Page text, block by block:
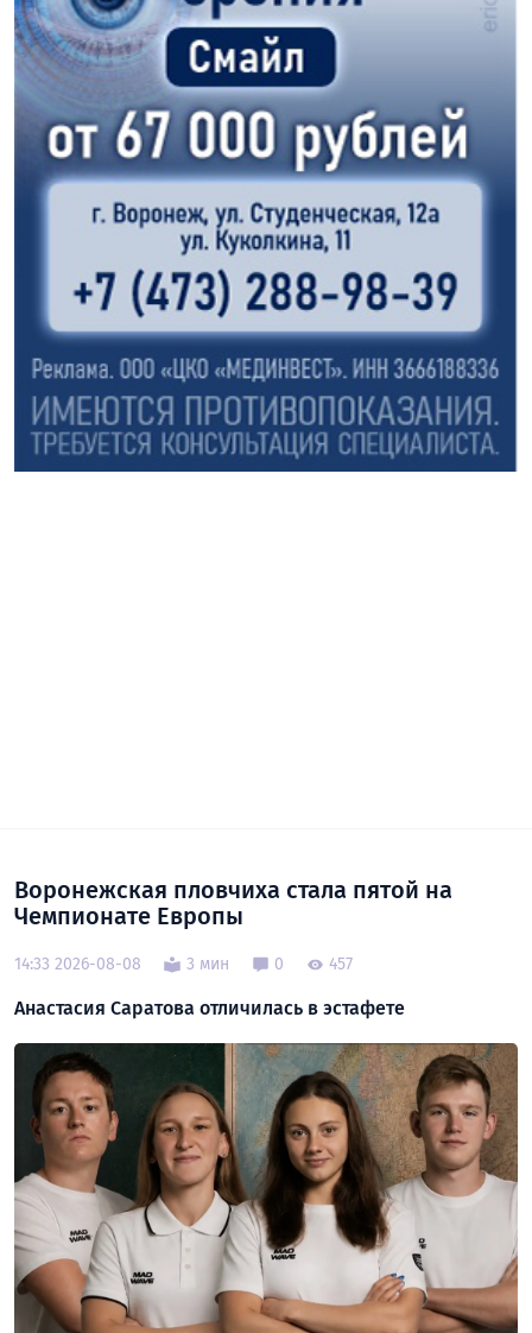
Воронежская пловчиха стала пятой на
Чемпионате Европы
14:33 2026-08-08 3 мин 0 457
Анастасия Саратова отличилась в эстафете